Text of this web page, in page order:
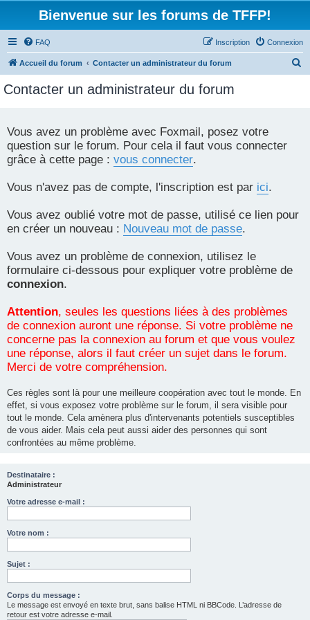
Bienvenue sur les forums de TFFP!
FAQ Connexion
Inscription
Accueil du forum Contacter un administrateur du forum
Contacter un administrateur du forum
Vous avez un problème avec Foxmail, posez votre
question sur le forum. Pour cela il faut vous connecter
grâce à cette page : vous connecter.
Vous n'avez pas de compte, l'inscription est par ici.
Vous avez oublié votre mot de passe, utilisé ce lien pour
en créer un nouveau : Nouveau mot de passe.
Vous avez un problème de connexion, utilisez le
formulaire ci-dessous pour expliquer votre problème de
connexion.
Attention, seules les questions liées à des problèmes
de connexion auront une réponse. Si votre problème ne
concerne pas la connexion au forum et que vous voulez
une réponse, alors il faut créer un sujet dans le forum.
Merci de votre compréhension.
Ces règles sont là pour une meilleure coopération avec tout le monde. En
effet, si vous exposez votre problème sur le forum, il sera visible pour
tout le monde. Cela amènera plus d'intervenants potentiels susceptibles
de vous aider. Mais cela peut aussi aider des personnes qui sont
confrontées au même problème.
Destinataire :
Administrateur
Votre adresse e-mail :
Votre nom :
Sujet :
Corps du message :
Le message est envoyé en texte brut, sans balise HTML ni BBCode. L’adresse de
retour est votre adresse e-mail.